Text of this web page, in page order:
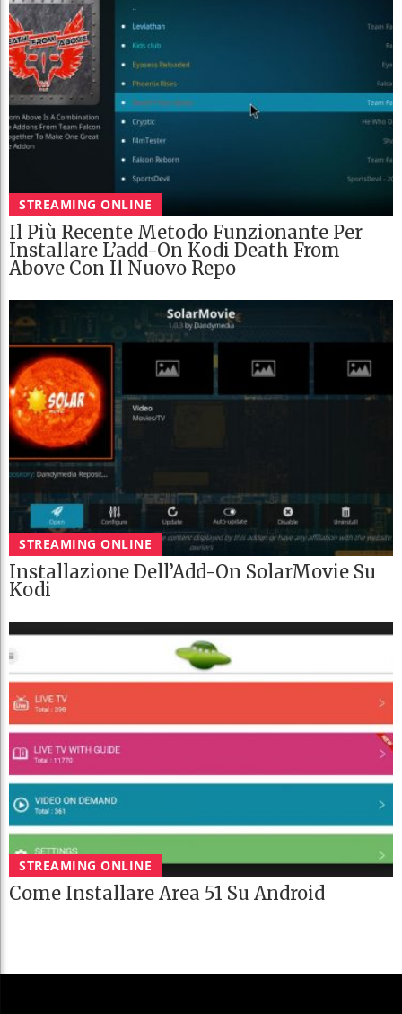
STREAMING ONLINE
Il Più Recente Metodo Funzionante Per
Installare L’add-On Kodi Death From
Above Con Il Nuovo Repo
STREAMING ONLINE
Installazione Dell’Add-On SolarMovie Su
Kodi
STREAMING ONLINE
Come Installare Area 51 Su Android